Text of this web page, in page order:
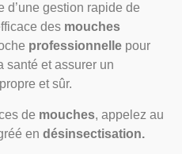
d’une gestion rapide de
des mouches
professionnelle pour
santé et assurer un
et sûr.
de mouches, appelez au
en désinsectisation.